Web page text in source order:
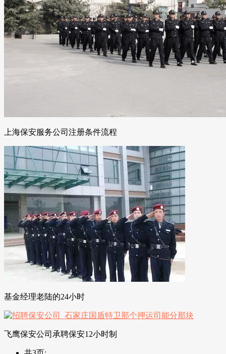
上海保安服务公司注册条件流程
基金经理老陆的24小时
飞鹰保安公司承聘保安12小时制